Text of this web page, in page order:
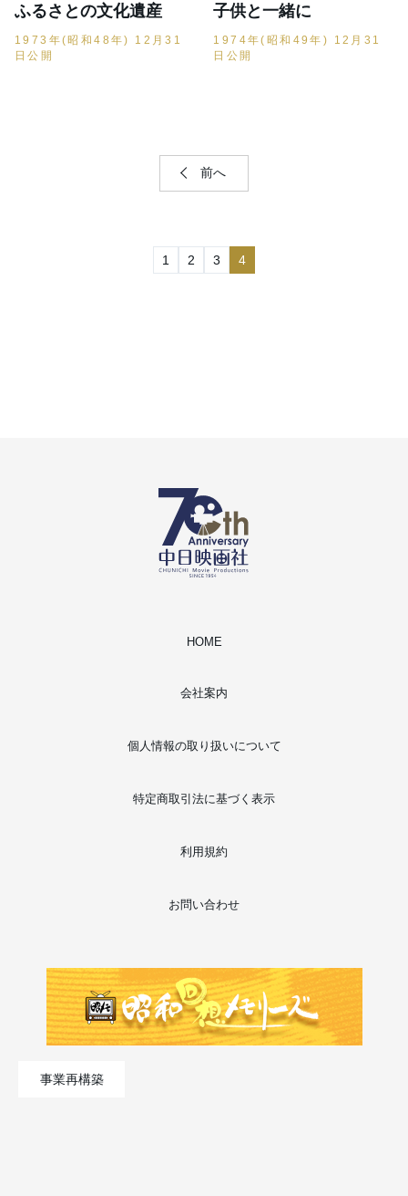
ふるさとの文化遺産
1973年(昭和48年) 12月31
日公開
子供と一緒に
1974年(昭和49年) 12月31
日公開
前へ
1 2 3 4
HOME
会社案内
個人情報の取り扱いについて
特定商取引法に基づく表示
利用規約
お問い合わせ
事業再構築